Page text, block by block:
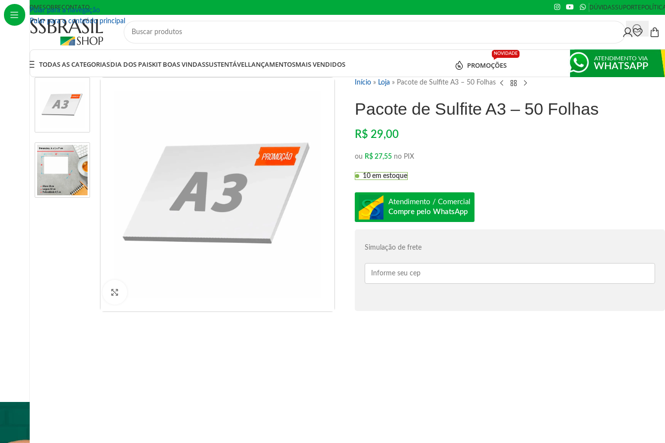
Pular para a navegação
Pular para o conteúdo principal
HOMESOBRECONTATO DÚVIDASSUPORTE
TODAS AS CATEGORIASDIA DOS PAISKIT BOAS VINDASSUSTENTÁVELLANÇAMENTOSMAIS VENDIDOS PROMOÇÕES
NOVIDADE
ATENDIMENTO VIA
WHATSAPP
Início » Loja » Pacote de Sulfite A3 – 50 Folhas
Pacote de Sulfite A3 – 50 Folhas
R$ 29,00
ou R$ 27,55 no PIX
10 em estoque
Atendimento / Comercial
Compre pelo WhatsApp
Simulação de frete